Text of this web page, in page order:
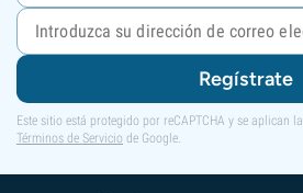
Regístrate
Este sitio está protegido por reCAPTCHA y se aplican la
Términos de Servicio de Google.